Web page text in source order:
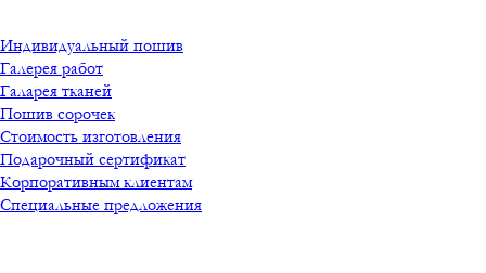
Индивидуальный пошив
Галерея работ
Галарея тканей
Пошив сорочек
Стоимость изготовления
Подарочный сертификат
Корпоративным клиентам
Специальные предложения